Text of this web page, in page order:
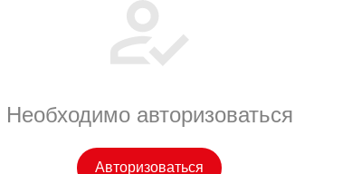
Необходимо авторизоваться
Авторизоваться